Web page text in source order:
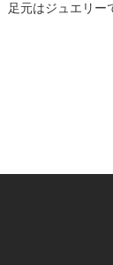
足元はジュエリ